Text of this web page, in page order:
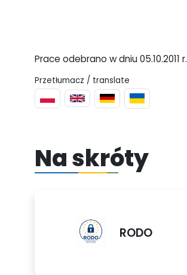
Prace odebrano w dniu 05.10.2011 r.
Przetłumacz / translate
Na skróty
RODO